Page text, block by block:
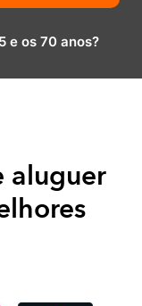
e os 70 anos?
aluguer